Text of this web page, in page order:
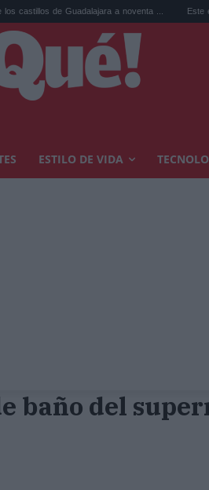
de Guadalajara a noventa ... Este es el top
ESTILO DE VIDA
baño del